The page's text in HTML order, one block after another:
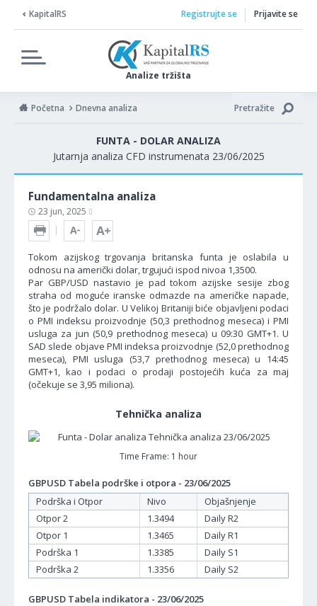
KapitalRS
Analize tržišta
Registrujte se Prijavite se
Početna Dnevna analiza Pretražite
FUNTA - DOLAR ANALIZA
Jutarnja analiza CFD instrumenata 23/06/2025
Fundamentalna analiza
23 jun, 2025
Tokom azijskog trgovanja britanska funta je oslabila u
odnosu na američki dolar, trgujući ispod nivoa 1,3500.
Par GBP/USD nastavio je pad tokom azijske sesije zbog
straha od moguće iranske odmazde na američke napade,
što je podržalo dolar. U Velikoj Britaniji biće objavljeni podaci
o PMI indeksu proizvodnje (50,3 prethodnog meseca) i PMI
usluga za jun (50,9 prethodnog meseca) u 09:30 GMT+1. U
SAD slede objave PMI indeksa proizvodnje (52,0 prethodnog
meseca), PMI usluga (53,7 prethodnog meseca) u 14:45
GMT+1, kao i podaci o prodaji postojećih kuća za maj
(očekuje se 3,95 miliona).
Tehnička analiza
Time Frame: 1 hour
GBPUSD Tabela podrške i otpora - 23/06/2025
Podrška i Otpor
Nivo
Objašnjenje
Otpor 2
1.3494
Daily R2
Otpor 1
1.3465
Daily R1
Podrška 1
1.3385
Daily S1
Podrška 2
1.3356 Daily S2
GBPUSD Tabela indikatora - 23/06/2025